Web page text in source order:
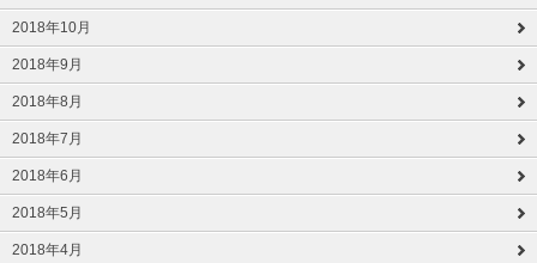
2018年10月
2018年9月
2018年8月
2018年7月
2018年6月
2018年5月
2018年4月